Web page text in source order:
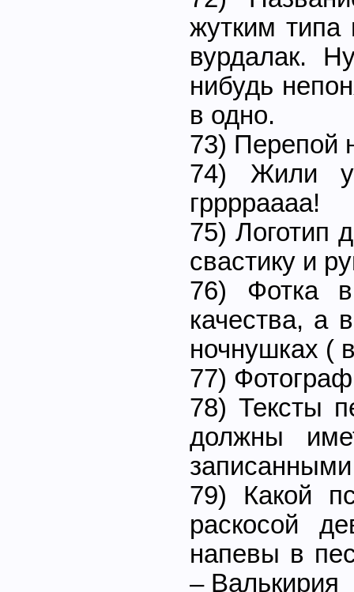
жутким типа
вурдалак.
нибудь
в одно.
73) Перепой
74) Жили у
грррраааа!
75) Логотип
свастику и
76) Фотка
качества, а
ночнушках (
77)
78) Тексты
должны
79) Какой
раскосой
напевы в
– Валькирия